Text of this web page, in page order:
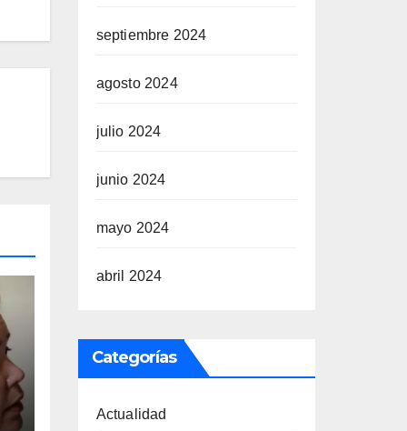
septiembre 2024
agosto 2024
julio 2024
junio 2024
mayo 2024
abril 2024
Categorías
Actualidad